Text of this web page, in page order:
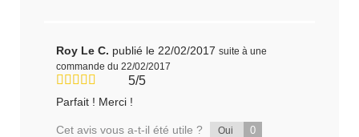
Roy Le C. publié le 22/02/2017 suite à une
commande du 22/02/2017
5/5
Parfait ! Merci !
Cet avis vous a-t-il été utile ? Oui 0